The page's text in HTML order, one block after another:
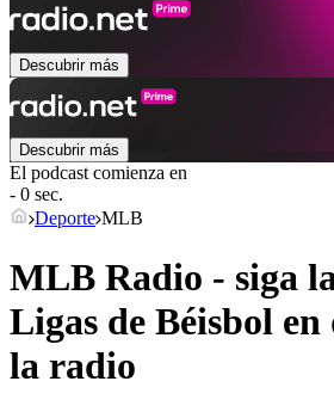
Descubrir más
Descubrir más
El podcast comienza en
- 0 sec.
Deporte MLB
MLB Radio - siga
Ligas de Béisbol
la radio